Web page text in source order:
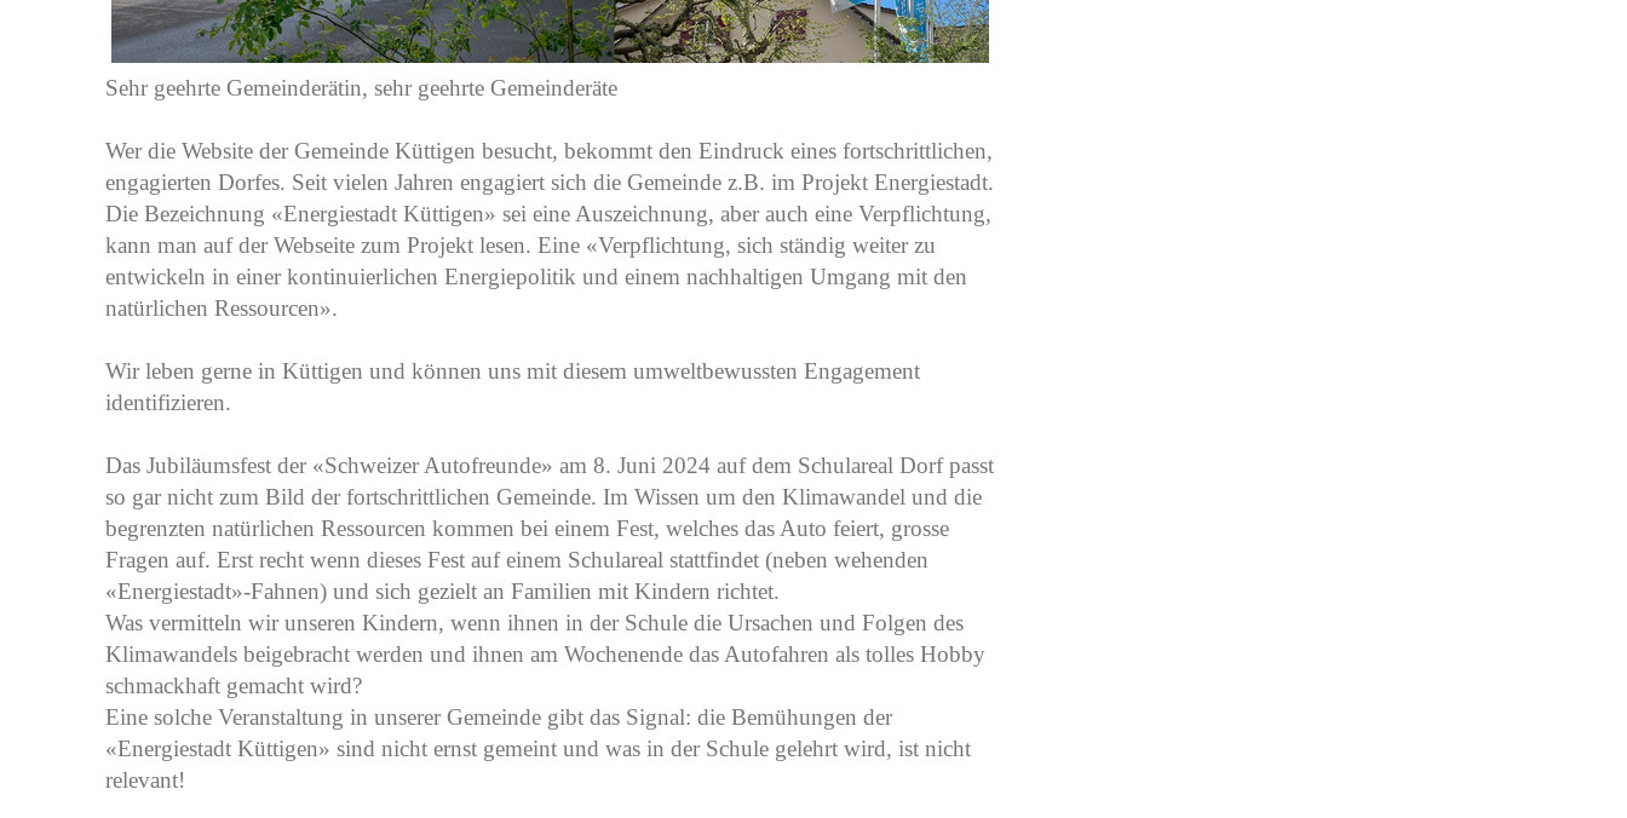
Sehr geehrte Gemeinderätin, sehr geehrte Gemeinderäte
Wer die Website der Gemeinde Küttigen besucht, bekommt den Eindruck eines fortschrittlichen,
engagierten Dorfes. Seit vielen Jahren engagiert sich die Gemeinde z.B. im Projekt Energiestadt.
Die Bezeichnung «Energiestadt Küttigen» sei eine Auszeichnung, aber auch eine Verpflichtung,
kann man auf der Webseite zum Projekt lesen. Eine «Verpflichtung, sich ständig weiter zu
entwickeln in einer kontinuierlichen Energiepolitik und einem nachhaltigen Umgang mit den
natürlichen Ressourcen».
Wir leben gerne in Küttigen und können uns mit diesem umweltbewussten Engagement
identifizieren.
Das Jubiläumsfest der «Schweizer Autofreunde» am 8. Juni 2024 auf dem Schulareal Dorf passt
so gar nicht zum Bild der fortschrittlichen Gemeinde. Im Wissen um den Klimawandel und die
begrenzten natürlichen Ressourcen kommen bei einem Fest, welches das Auto feiert, grosse
Fragen auf. Erst recht wenn dieses Fest auf einem Schulareal stattfindet (neben wehenden
«Energiestadt»-Fahnen) und sich gezielt an Familien mit Kindern richtet.
Was vermitteln wir unseren Kindern, wenn ihnen in der Schule die Ursachen und Folgen des
Klimawandels beigebracht werden und ihnen am Wochenende das Autofahren als tolles Hobby
schmackhaft gemacht wird?
Eine solche Veranstaltung in unserer Gemeinde gibt das Signal: die Bemühungen der
«Energiestadt Küttigen» sind nicht ernst gemeint und was in der Schule gelehrt wird, ist nicht
relevant!